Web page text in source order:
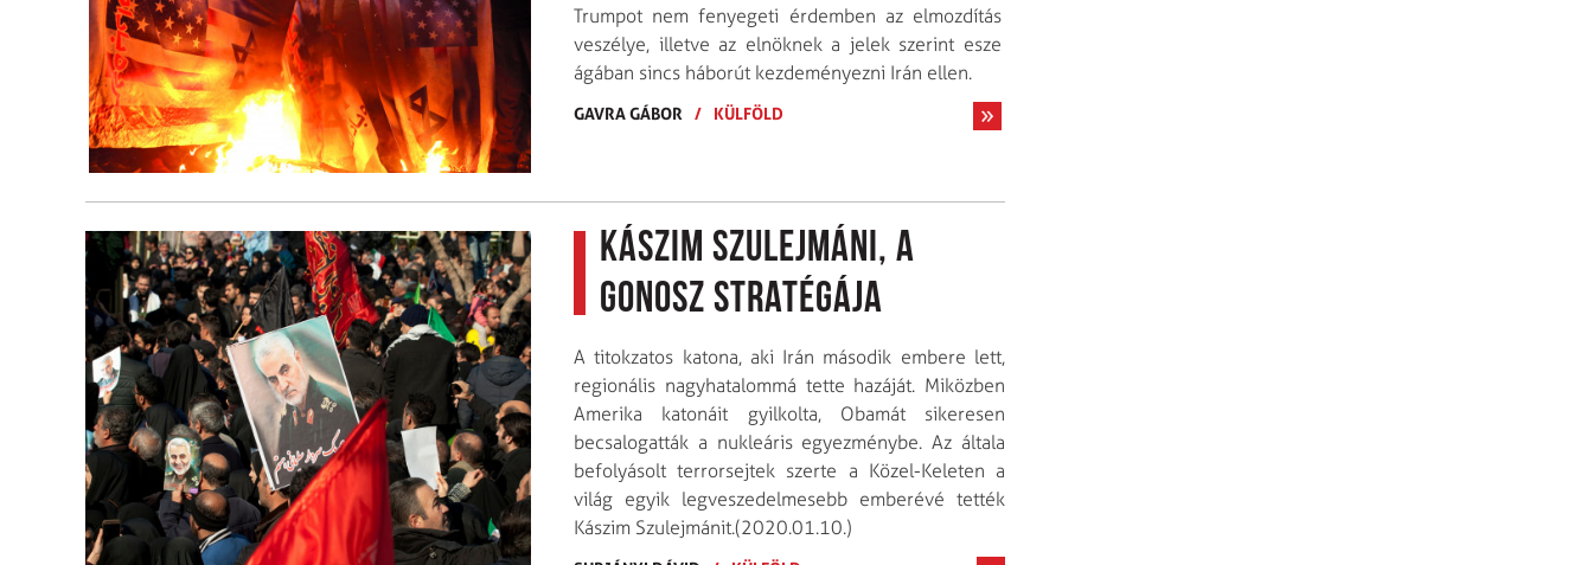
Trumpot nem fenyegeti érdemben az elmozdítás
veszélye, illetve az elnöknek a jelek szerint esze
ágában sincs háborút kezdeményezni Irán ellen.
GAVRA GÁBOR / KÜLFÖLD
Kászim Szulejmáni, a
gonosz stratégája
A titokzatos katona, aki Irán második embere lett,
regionális nagyhatalommá tette hazáját. Miközben
Amerika katonáit gyilkolta, Obamát sikeresen
becsalogatták a nukleáris egyezménybe. Az általa
befolyásolt terrorsejtek szerte a Közel-Keleten a
világ egyik legveszedelmesebb emberévé tették
Kászim Szulejmánit.(2020.01.10.)